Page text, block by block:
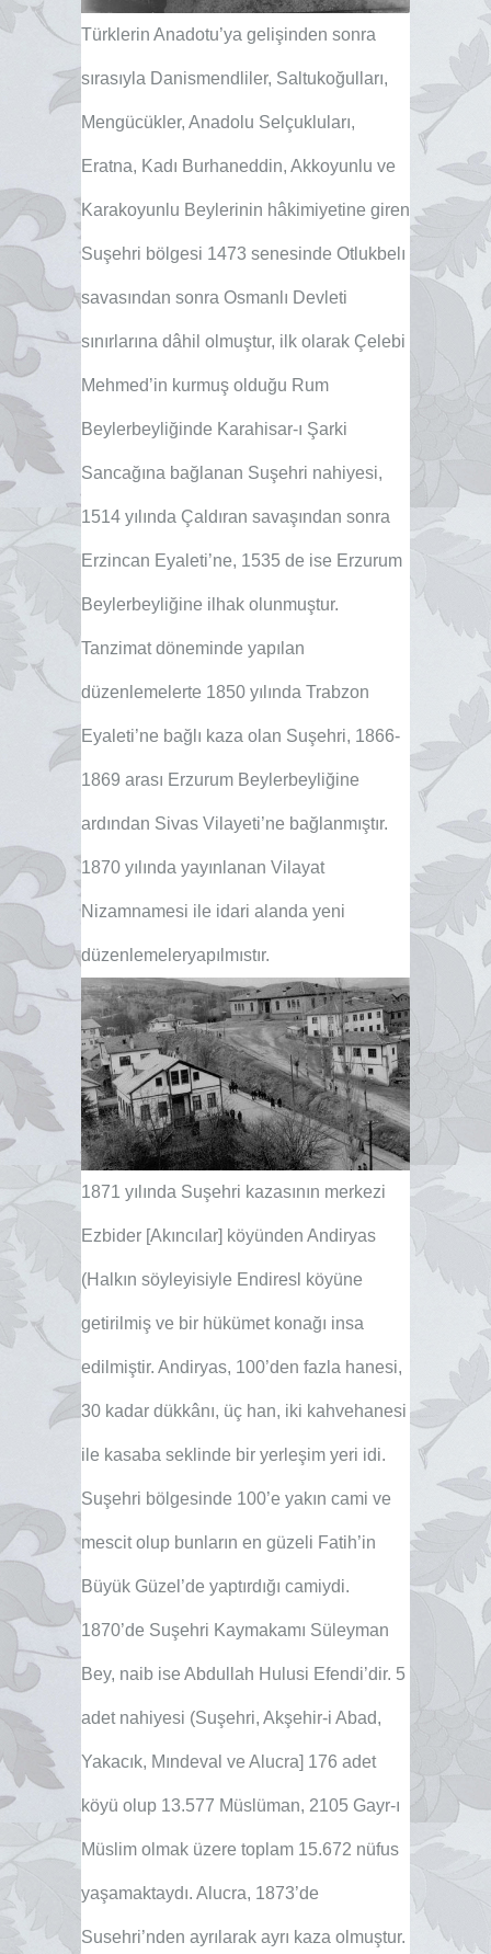
Türklerin Anadotu’ya gelişinden sonra
sırasıyla Danismendliler, Saltukoğulları,
Mengücükler, Anadolu Selçukluları,
Eratna, Kadı Burhaneddin, Akkoyunlu ve
Karakoyunlu Beylerinin hâkimiyetine giren
Suşehri bölgesi 1473 senesinde Otlukbelı
savasından sonra Osmanlı Devleti
sınırlarına dâhil olmuştur, ilk olarak Çelebi
Mehmed’in kurmuş olduğu Rum
Beylerbeyliğinde Karahisar-ı Şarki
Sancağına bağlanan Suşehri nahiyesi,
1514 yılında Çaldıran savaşından sonra
Erzincan Eyaleti’ne, 1535 de ise Erzurum
Beylerbeyliğine ilhak olunmuştur.
Tanzimat döneminde yapılan
düzenlemelerte 1850 yılında Trabzon
Eyaleti’ne bağlı kaza olan Suşehri, 1866-
1869 arası Erzurum Beylerbeyliğine
ardından Sivas Vilayeti’ne bağlanmıştır.
1870 yılında yayınlanan Vilayat
Nizamnamesi ile idari alanda yeni
düzenlemeleryapılmıstır.
1871 yılında Suşehri kazasının merkezi
Ezbider [Akıncılar] köyünden Andiryas
(Halkın söyleyisiyle Endiresl köyüne
getirilmiş ve bir hükümet konağı insa
edilmiştir. Andiryas, 100’den fazla hanesi,
30 kadar dükkânı, üç han, iki kahvehanesi
ile kasaba seklinde bir yerleşim yeri idi.
Suşehri bölgesinde 100’e yakın cami ve
mescit olup bunların en güzeli Fatih’in
Büyük Güzel’de yaptırdığı camiydi.
1870’de Suşehri Kaymakamı Süleyman
Bey, naib ise Abdullah Hulusi Efendi’dir. 5
adet nahiyesi (Suşehri, Akşehir-i Abad,
Yakacık, Mındeval ve Alucra] 176 adet
köyü olup 13.577 Müslüman, 2105 Gayr-ı
Müslim olmak üzere toplam 15.672 nüfus
yaşamaktaydı. Alucra, 1873’de
Susehri’nden ayrılarak ayrı kaza olmuştur.